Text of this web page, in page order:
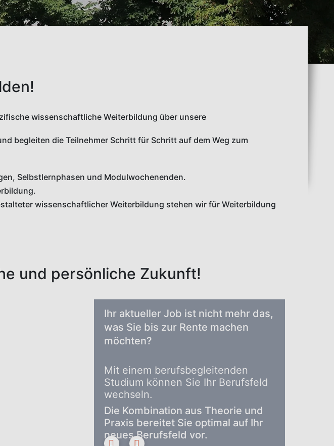
wissenschaftliche Weiterbildung über unsere
begleiten die Teilnehmer Schritt für Schritt auf dem Weg zum
Selbstlernphasen und Modulwochenenden.
wissenschaftlicher Weiterbildung stehen wir für Weiterbildung
und persönliche Zukunft!
Ihr aktueller Job ist nicht mehr das,
was Sie bis zur Rente machen
möchten?
Mit einem berufsbegleitenden
Studium können Sie Ihr Berufsfeld
wechseln.
Die Kombination aus Theorie und
Praxis bereitet Sie optimal auf Ihr
neues Berufsfeld vor.